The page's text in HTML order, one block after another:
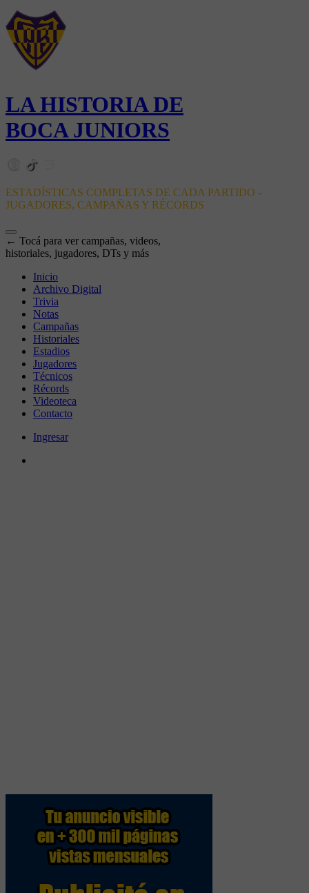
LA HISTORIA DE
BOCA JUNIORS
ESTADÍSTICAS COMPLETAS DE CADA PARTIDO -
JUGADORES, CAMPAÑAS Y RÉCORDS
← Tocá para ver campañas, videos,
historiales, jugadores, DTs y más
Inicio
Archivo Digital
Trivia
Notas
Campañas
Historiales
Estadios
Jugadores
Técnicos
Récords
Videoteca
Contacto
Ingresar